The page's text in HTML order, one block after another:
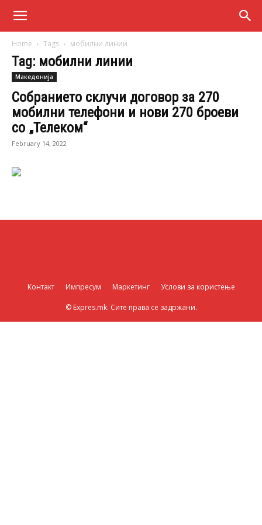
Home Tags мобилни линии
Tag: мобилни линии
Македонија
Собранието склучи договор за 270
мобилни телефони и нови 270 броеви
со „Телеком“
February 14, 2022
Контакт Импресум Маркетинг Услови за користење
© Expres.mk. Сите права се задржани.